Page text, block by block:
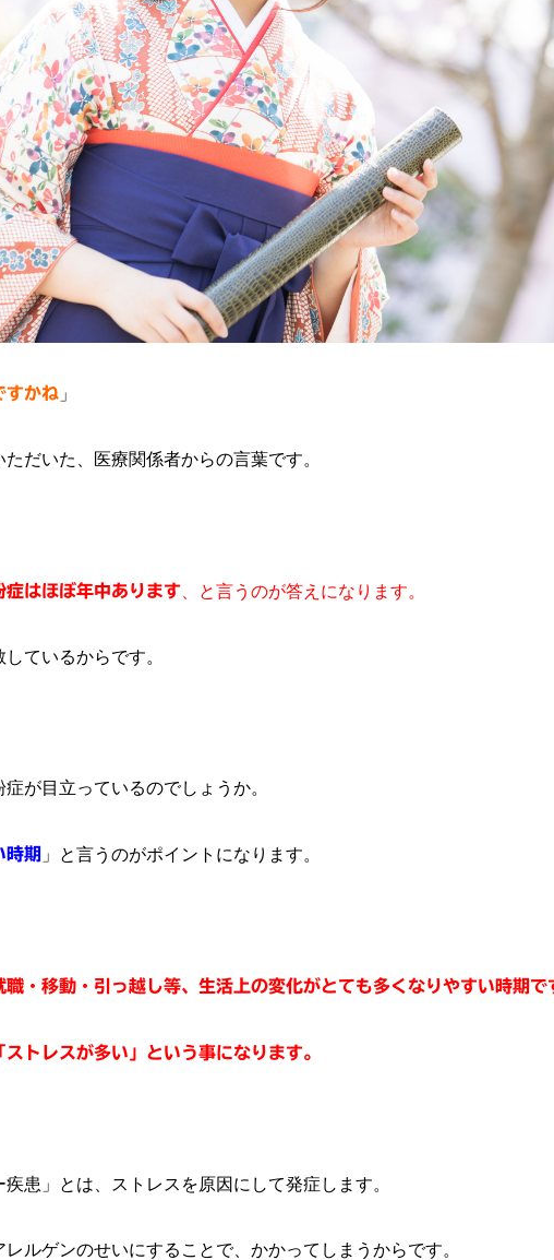
すかね 」
だいた、医療関係者からの言葉です。
症はほぼ年中あります 、と言うのが答えになります。
ているからです。
が目立っているのでしょうか。
時期 」と言うのがポイントになります。
・移動・引っ越し等、生活上の変化がとても多くなりやすい時期で
トレスが多い」という事になります。
患」とは、ストレスを原因にして発症します。
ルゲンのせいにすることで、かかってしまうからです。